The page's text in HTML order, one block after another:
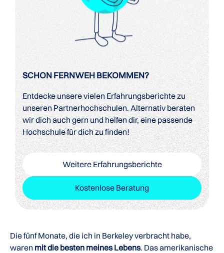
SCHON FERNWEH BEKOMMEN?
Entdecke unsere vielen Erfahrungsberichte zu
unseren Partnerhochschulen. Alternativ beraten
wir dich auch gern und helfen dir, eine passende
Hochschule für dich zu finden!
Weitere Erfahrungsberichte
Kostenlose Beratung
Die fünf Monate, die ich in Berkeley verbracht habe,
waren mit die besten meines Lebens. Das amerikanische